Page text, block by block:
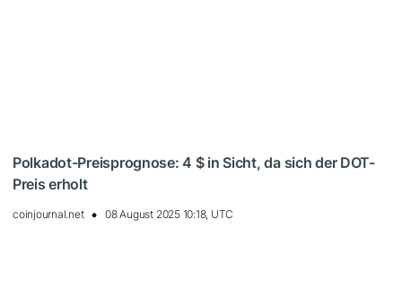
Polkadot-Preisprognose: 4 $ in Sicht, da sich der DOT-
Preis erholt
coinjournal.net 08 August 2025 10:18, UTC